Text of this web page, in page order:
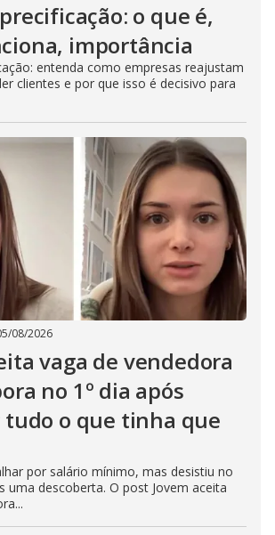
o que é,
importância
entenda como empresas reajustam
clientes e por que isso é decisivo para
08/2026
vaga de vendedora
no 1º dia após
tudo o que tinha que
por salário mínimo, mas desistiu no
uma descoberta. O post Jovem aceita